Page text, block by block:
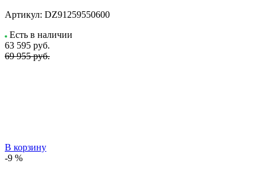
Артикул: DZ91259550600
Есть в наличии
63 595 руб.
69 955 руб.
В корзину
-9 %